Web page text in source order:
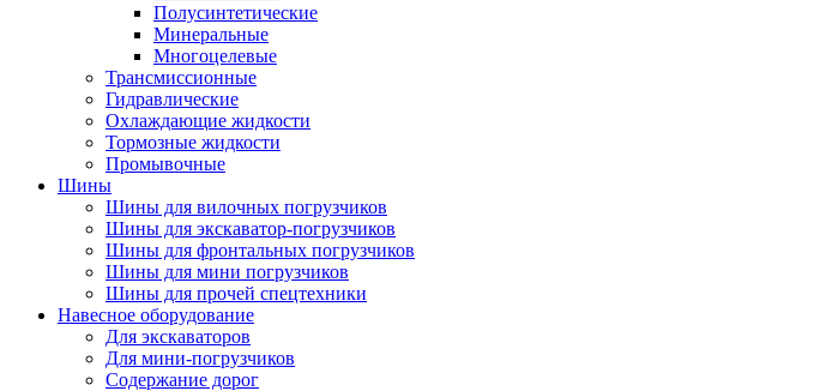
Полусинтетические
Минеральные
Многоцелевые
Трансмиссионные
Гидравлические
Охлаждающие жидкости
Тормозные жидкости
Промывочные
Шины
Шины для вилочных погрузчиков
Шины для экскаватор-погрузчиков
Шины для фронтальных погрузчиков
Шины для мини погрузчиков
Шины для прочей спецтехники
Навесное оборудование
Для экскаваторов
Для мини-погрузчиков
Содержание дорог